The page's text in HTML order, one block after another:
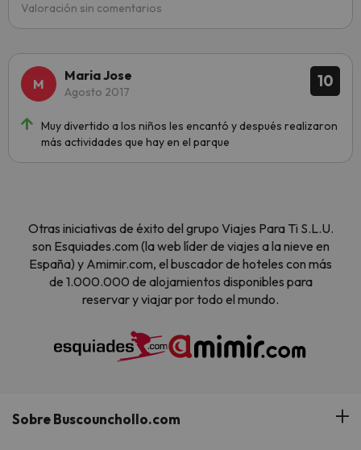
Valoración sin comentarios
10
Maria Jose
Agosto 2017
Muy divertido a los niños les encantó y después realizaron
más actividades que hay en el parque
Otras iniciativas de éxito del grupo Viajes Para Ti S.L.U.
son Esquiades.com (la web líder de viajes a la nieve en
España) y Amimir.com, el buscador de hoteles con más
de 1.000.000 de alojamientos disponibles para
reservar y viajar por todo el mundo.
Sobre Buscounchollo.com